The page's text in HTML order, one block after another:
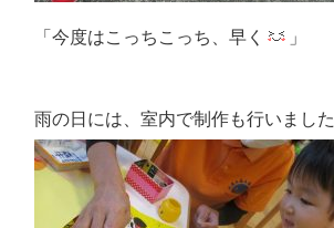
「今度はこっちこっち、早く 」
雨の日には、室内で制作も行いました